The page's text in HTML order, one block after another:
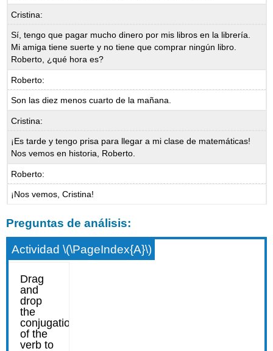
Cristina:
Sí, tengo que pagar mucho dinero por mis libros en la librería.
Mi amiga tiene suerte y no tiene que comprar ningún libro.
Roberto, ¿qué hora es?
Roberto:
Son las diez menos cuarto de la mañana.
Cristina:
¡Es tarde y tengo prisa para llegar a mi clase de matemáticas!
Nos vemos en historia, Roberto.
Roberto:
¡Nos vemos, Cristina!
Preguntas de análisis:
Actividad \(\PageIndex{A}\)